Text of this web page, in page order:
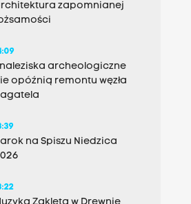
zapomnianej
archeologiczne
opóźnią remontu węzła
na Spiszu Niedzica